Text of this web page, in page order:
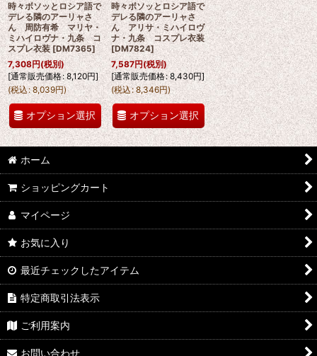
時々ボソッとロシア語で
デレる隣のアーリャさ
ん 周防有希 マリヤ・
ミハイロヴナ・九条 コ
スプレ衣装 [DM7365]
7,308円(税別)
[通常販売価格: 8,120円]
(税込: 8,039円)
オプション選択
時々ボソッとロシア語で
デレる隣のアーリャさ
ん アリサ・ミハイロヴ
ナ・九条 コスプレ衣装
[DM7824]
7,587円(税別)
[通常販売価格: 8,430円]
(税込: 8,346円)
オプション選択
ホーム
ショッピングカート
マイページ
お気に入り
最近チェックしたアイテム
特定商取引法表示
ご利用案内
お問い合わせ